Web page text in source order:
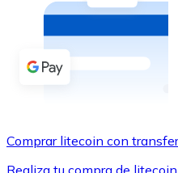
Transferencia SEPA
Añade fondos a tu
Comprar con
Utiliza tarjetas Visa y
Comprar con tarjeta
Comprar litecoin con
Realiza tu compra de